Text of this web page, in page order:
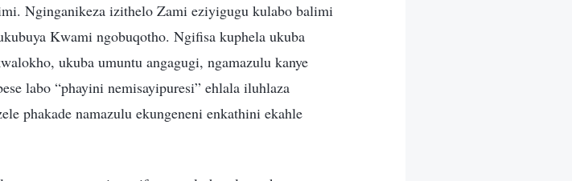
Nginganikeza izithelo Zami eziyigugu kulabo balimi
Kwami ngobuqotho. Ngifisa kuphela ukuba
ukuba umuntu angagugi, ngamazulu kanye
labo “phayini nemisayipuresi” ehlala iluhlaza
phakade namazulu ekungeneni enkathini ekahle